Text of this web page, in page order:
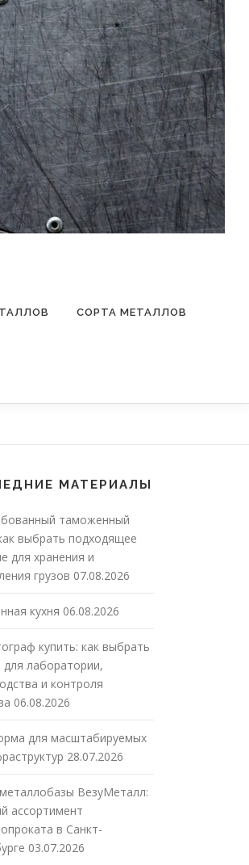
СОРТА МЕТАЛЛОВ
МАТЕРИАЛЫ
таможенный
выбрать подходящее
для хранения и
грузов 07.08.2026
кухня 06.08.2026
купить: как выбрать
для лаборатории,
и контроля
06.08.2026
для масштабируемых
28.07.2026
ВезуМеталл:
ассортимент
в Санкт-
03.07.2026